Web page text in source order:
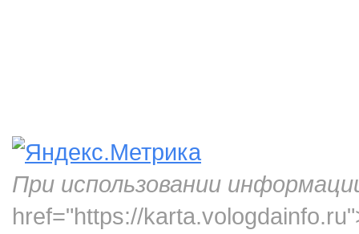
При использовании
href="https://